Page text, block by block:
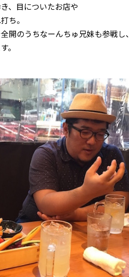
、目についたお店や
ち。
開のうちなーんちゅ兄妹も参戦し、
。